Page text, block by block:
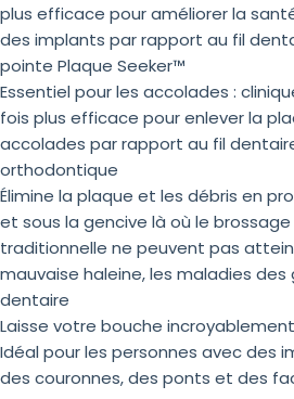
plus efficace pour améliorer la
des implants par rapport au fil
pointe Plaque Seeker™
Essentiel pour les accolades :
fois plus efficace pour enlever la
accolades par rapport au fil
orthodontique
Élimine la plaque et les débris en
et sous la gencive là où le
traditionnelle ne peuvent pas
mauvaise haleine, les maladies
dentaire
Laisse votre bouche
Idéal pour les personnes avec des
des couronnes, des ponts et des